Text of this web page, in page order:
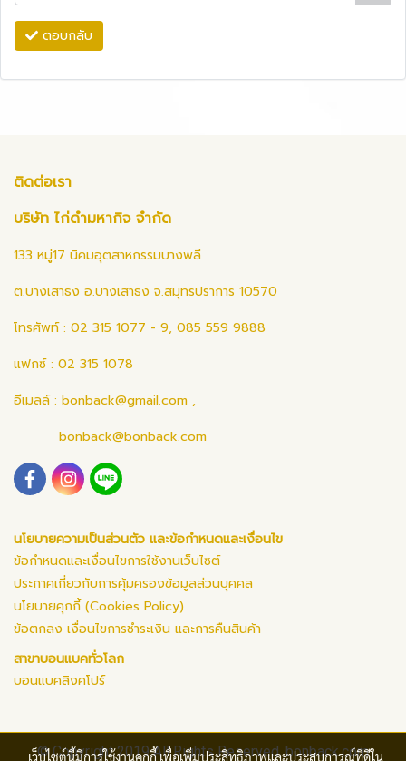
ตอบกลับ
ติดต่อเรา
บริษัท ไก่ดำมหากิจ จำกัด
133 หมู่17 นิคมอุตสาหกรรมบางพลี
ต.บางเสาธง อ.บางเสาธง จ.สมุทรปราการ 10570
โทรศัพท์ : 02 315 1077 - 9, 085 559 9888
แฟกซ์ : 02 315 1078
อีเมลล์ : bonback@gmail.com ,
bonback@bonback.com
นโยบายความเป็นส่วนตัว และข้อกำหนดและเงื่อนไข
ข้อกำหนดและเงื่อนไขการใช้งานเว็บไซต์
ประกาศเกี่ยวกับการคุ้มครองข้อมูลส่วนบุคคล
นโยบายคุกกี้ (Cookies Policy)
ข้อตกลง เงื่อนไขการชำระเงิน และการคืนสินค้า
สาขาบอนแบคทั่วโลก
บอนแบคสิงคโปร์
© Copyright 2019 All Rights Reserved. bonback.com
เว็บไซต์นี้มีการใช้งานคุกกี้ เพื่อเพิ่มประสิทธิภาพและประสบการณ์ที่ดีใน